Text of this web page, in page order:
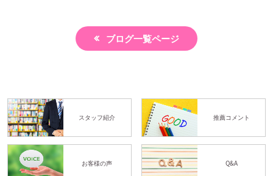
ブログ一覧ページ
スタッフ紹介 推薦コメント
お客様の声 Q&A